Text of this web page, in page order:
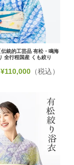
伝統的工芸品 有松・鳴海
行程国産 くも絞り
¥110,000（税込）